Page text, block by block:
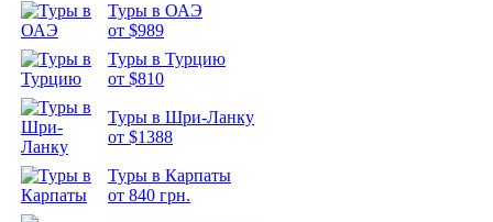
Туры в ОАЭ
от $989
Туры в Турцию
от $810
Туры в Шри-Ланку
от $1388
Туры в Карпаты
от 840 грн.